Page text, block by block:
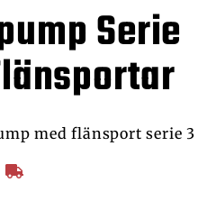
Serie
med flänsport serie 3